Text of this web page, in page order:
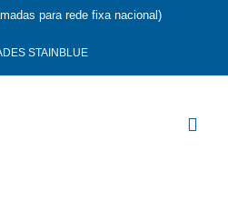
para rede fixa nacional)
STAINBLUE